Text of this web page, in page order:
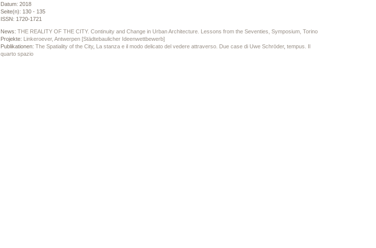
Datum: 2018
Seite(n): 130 - 135
ISSN: 1720-1721
News: THE REALITY OF THE CITY. Continuity and Change in Urban Architecture. Lessons from the Seventies, Symposium, Torino
Projekte: Linkeroever, Antwerpen [Städtebaulicher Ideenwettbewerb]
Publikationen: The Spatiality of the City, La stanza e il modo delicato del vedere attraverso. Due case di Uwe Schröder, tempus. Il
quarto spazio